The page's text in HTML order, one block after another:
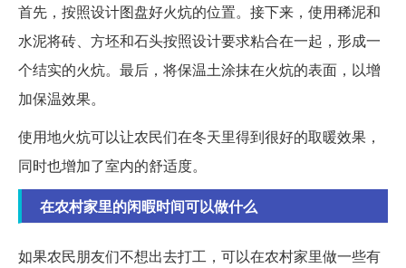
首先，按照设计图盘好火炕的位置。接下来，使用稀泥和
水泥将砖、方坯和石头按照设计要求粘合在一起，形成一
个结实的火炕。最后，将保温土涂抹在火炕的表面，以增
加保温效果。
使用地火炕可以让农民们在冬天里得到很好的取暖效果，
同时也增加了室内的舒适度。
在农村家里的闲暇时间可以做什么
如果农民朋友们不想出去打工，可以在农村家里做一些有